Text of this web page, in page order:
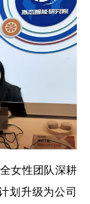
女性团队深耕
划升级为公司